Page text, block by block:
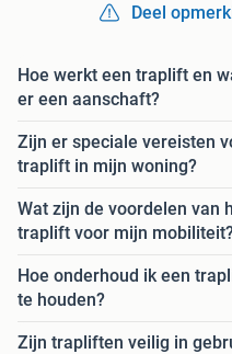
Deel
Hoe werkt een traplift en
er een aanschaft?
Zijn er speciale vereisten
traplift in mijn woning?
Wat zijn de voordelen van
traplift voor mijn
Hoe onderhoud ik een
te houden?
Zijn trapliften veilig in